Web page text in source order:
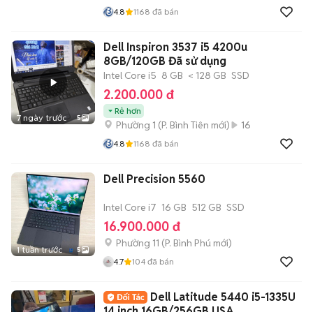
4.8 1168 đã bán
7 ngày trước 5
Dell Inspiron 3537 i5 4200u
8GB/120GB Đã sử dụng
Intel Core i5 8 GB < 128 GB SSD
2.200.000 đ
Rẻ hơn
Phường 1 (P. Bình Tiên mới) 16
4.8 1168 đã bán
1 tuần trước 5
Dell Precision 5560
Intel Core i7 16 GB 512 GB SSD
16.900.000 đ
Phường 11 (P. Bình Phú mới)
4.7 104 đã bán
Dell Latitude 5440 i5-1335U